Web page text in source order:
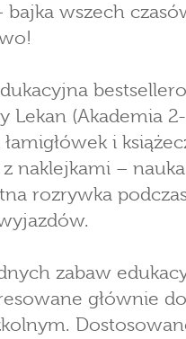
bajka wszech
Lekan (Akademia
i
naklejkami –
rozrywka
zabaw
głównie